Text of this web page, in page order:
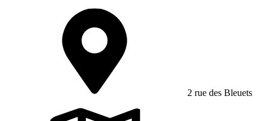
2 rue des Bleuets